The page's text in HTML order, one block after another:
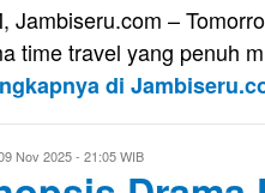
Jambiseru.com –
time travel yang penuh
di
Nov 2025 - 21:05 WIB